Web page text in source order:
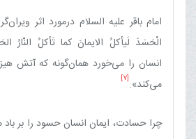
امام باقر علیه السلام درمورد اثر
الْحَسَدَ لَیأکلُ الایمانَ کما تَأکلُ
انسان را می‌خورد همان‌گونه که آتش
می‌کند».[7]
چرا حسادت، ایمان انسان حسود را بر